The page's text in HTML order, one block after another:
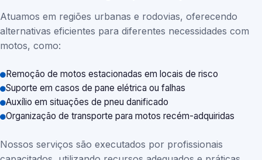
Atuamos em regiões urbanas e rodovias, oferecendo
alternativas eficientes para diferentes necessidades com
motos, como:
Remoção de motos estacionadas em locais de risco
Suporte em casos de pane elétrica ou falhas
Auxílio em situações de pneu danificado
Organização de transporte para motos recém-adquiridas
Nossos serviços são executados por profissionais